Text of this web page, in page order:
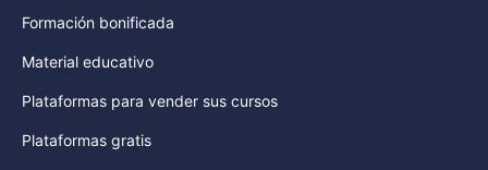
Formación bonificada
Material educativo
Plataformas para vender sus cursos
Plataformas gratis